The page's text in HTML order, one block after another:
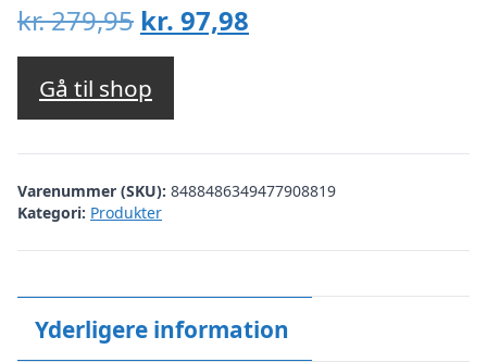
kr.279,95 Den
oprindelige
pris
var:
kr. 279,95.
kr. 97,98
kr. 97,98.
Gå til shop
Varenummer (SKU): 8488486349477908819
Kategori: Produkter
Yderligere information